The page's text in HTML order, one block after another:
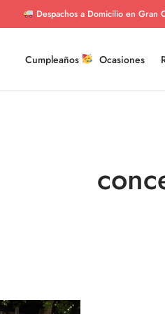
Despachos a Domicilio en Gran
Cumpleaños Ocasiones